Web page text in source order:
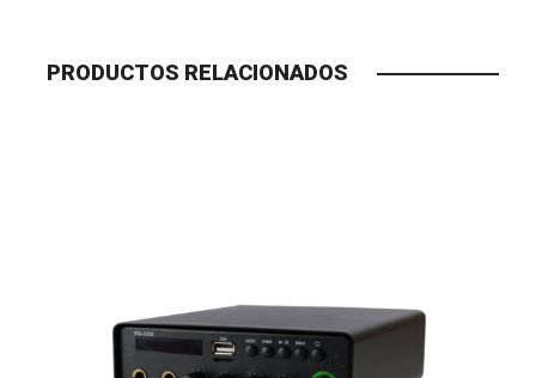
PRODUCTOS RELACIONADOS